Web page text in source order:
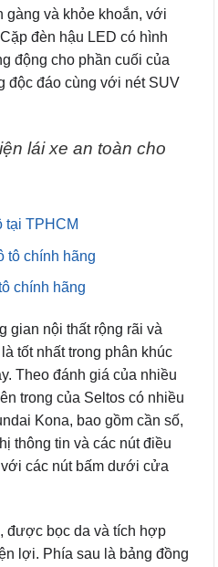
và khỏe khoắn, với
đèn hậu LED có hình
động cho phần cuối của
độc đáo cùng với nét SUV
lái xe an toàn cho
tại TPHCM
tô chính hãng
chính hãng
gian nội thất rộng rãi và
tốt nhất trong phân khúc
Theo đánh giá của nhiều
trong của Seltos có nhiều
Kona, bao gồm cần số,
thông tin và các nút điều
các nút bấm dưới cửa
được bọc da và tích hợp
lợi. Phía sau là bảng đồng